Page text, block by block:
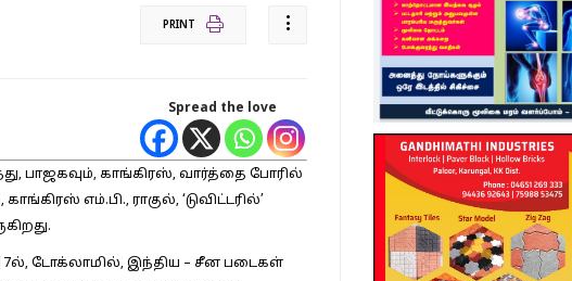
PRINT
Spread the love
பாஜகவும், காங்கிரஸ், வார்த்தை போரில்
எம்.பி., ராகுல், ‘டுவிட்டரில்’
டோக்லாமில், இந்திய – சீன படைகள்